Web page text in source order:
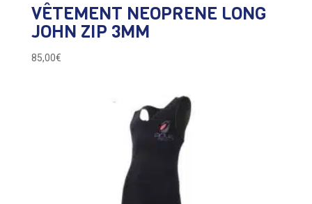
VÊTEMENT NEOPRENE LONG
JOHN ZIP 3MM
85,00€